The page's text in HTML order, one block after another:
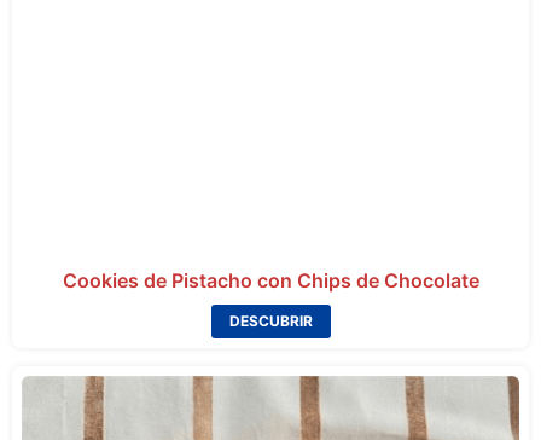
Cookies de Pistacho con Chips de Chocolate
DESCUBRIR